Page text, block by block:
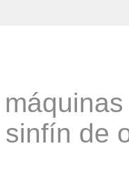
sinfín de